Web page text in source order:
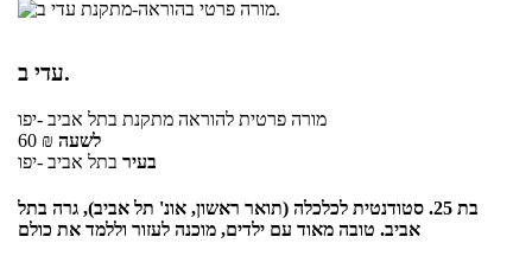
עדי ב.
מורה פרטית להוראה מתקנת בתל אביב -יפו
60 ₪ לשעה
בעיר בתל אביב -יפו
בת 25. סטודנטית לכלכלה (תואר ראשון, אונ' תל אביב), גרה בתל
אביב. טובה מאוד עם ילדים, מוכנה לעזור וללמד את כולם